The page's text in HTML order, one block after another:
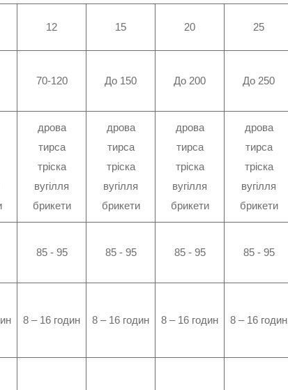
12 15 20 25
70-120 До 150 До 200 До 250
дрова
тирса
тріска
вугілля
брикети
дрова
тирса
тріска
вугілля
брикети
дрова
тирса
тріска
вугілля
брикети
дрова
тирса
тріска
вугілля
брикети
85 - 95 85 - 95 85 - 95 85 - 95
8 – 16 годин 8 – 16 годин 8 – 16 годин 8 – 16 годин